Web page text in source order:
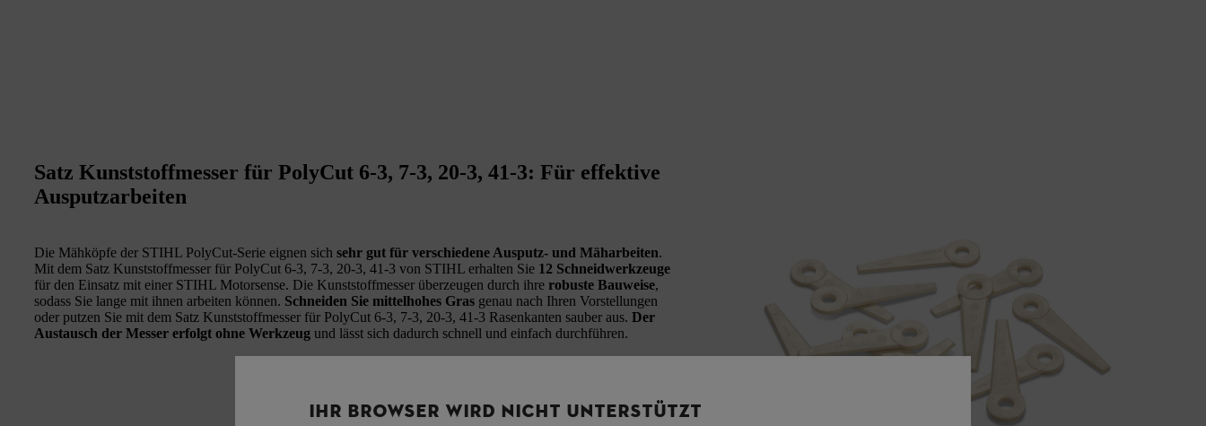
Satz Kunststoffmesser für PolyCut 6-3, 7-3, 20-3, 41-3: Für effektive
Ausputzarbeiten
Die Mähköpfe der STIHL PolyCut-Serie eignen sich sehr gut für verschiedene Ausputz- und Mäharbeiten.
Mit dem Satz Kunststoffmesser für PolyCut 6-3, 7-3, 20-3, 41-3 von STIHL erhalten Sie 12 Schneidwerkzeuge
für den Einsatz mit einer STIHL Motorsense. Die Kunststoffmesser überzeugen durch ihre robuste Bauweise,
sodass Sie lange mit ihnen arbeiten können. Schneiden Sie mittelhohes Gras genau nach Ihren Vorstellungen
oder putzen Sie mit dem Satz Kunststoffmesser für PolyCut 6-3, 7-3, 20-3, 41-3 Rasenkanten sauber aus. Der
Austausch der Messer erfolgt ohne Werkzeug und lässt sich dadurch schnell und einfach durchführen.
IHR BROWSER WIRD NICHT UNTERSTÜTZT